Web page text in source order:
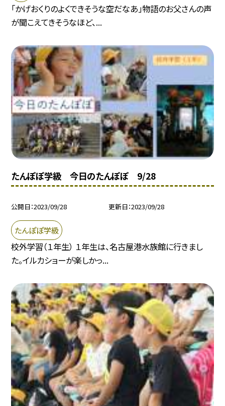
「かげおくりのよくできそうな空だなあ」物語のお父さんの声
が聞こえてきそうなほど、...
たんぽぽ学級 今日のたんぽぽ 9/28
公開日 2023/09/28 更新日 2023/09/28
たんぽぽ学級
校外学習（１年生） １年生は、名古屋港水族館に行きまし
た。イルカショーが楽しかっ...